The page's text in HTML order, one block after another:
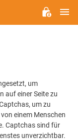
um
auf einer Seite zu
um zu
einem Menschen
Captchas sind für
unverzichtbar.